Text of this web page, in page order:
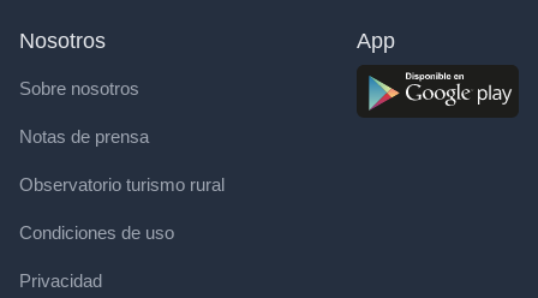
Nosotros
Sobre nosotros
Notas de prensa
Observatorio turismo rural
Condiciones de uso
Privacidad
App